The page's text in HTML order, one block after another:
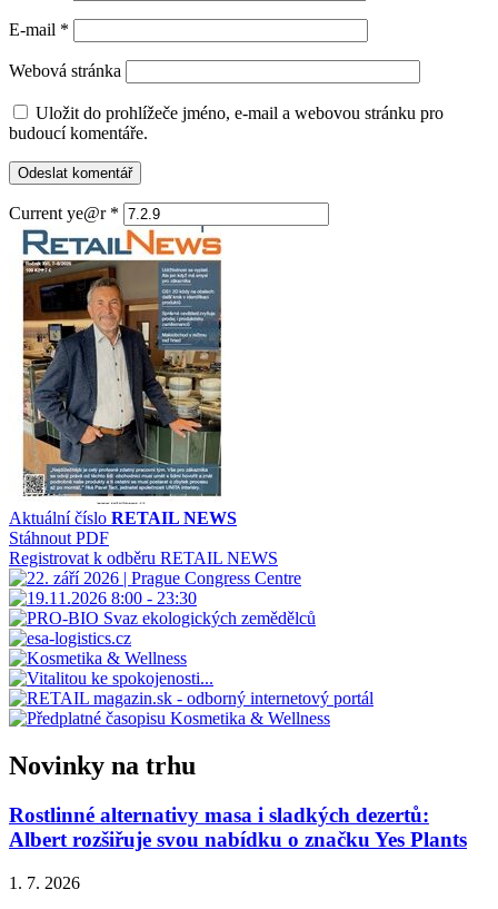
E-mail *
Webová stránka
Uložit do prohlížeče jméno, e-mail a webovou stránku pro
budoucí komentáře.
Current ye@r *
Aktuální číslo RETAIL NEWS
Stáhnout PDF
Registrovat k odběru RETAIL NEWS
Novinky na trhu
Rostlinné alternativy masa i sladkých dezertů:
Albert rozšiřuje svou nabídku o značku Yes Plants
1. 7. 2026